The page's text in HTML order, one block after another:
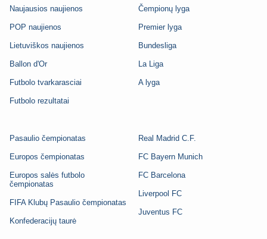
Naujausios naujienos
POP naujienos
Lietuviškos naujienos
Ballon d'Or
Futbolo tvarkarasciai
Futbolo rezultatai
Čempionų lyga
Premier lyga
Bundesliga
La Liga
A lyga
Pasaulio čempionatas
Europos čempionatas
Europos salės futbolo
čempionatas
FIFA Klubų Pasaulio čempionatas
Konfederacijų taurė
Real Madrid C.F.
FC Bayern Munich
FC Barcelona
Liverpool FC
Juventus FC